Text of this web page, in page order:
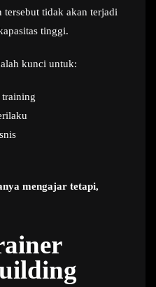
tersebut tidak akan terjadi
tinggi.
kunci untuk:
mengajar tetapi,